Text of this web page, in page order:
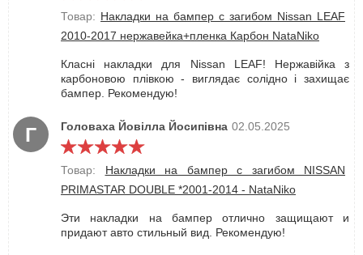
Товар: Накладки на бампер с загибом Nissan LEAF
2010-2017 нержавейка+пленка Карбон NataNiko
Класні накладки для Nissan LEAF! Нержавійка з
карбоновою плівкою - виглядає солідно і захищає
бампер. Рекомендую!
Г Головаха Йовілла Йосипівна 02.05.2025
Товар: Накладки на бампер с загибом NISSAN
PRIMASTAR DOUBLE *2001-2014 - NataNiko
Эти накладки на бампер отлично защищают и
придают авто стильный вид. Рекомендую!